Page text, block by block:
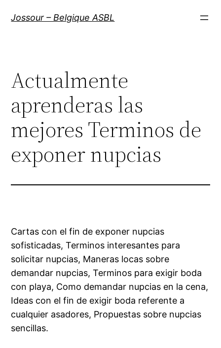
Jossour – Belgique ASBL
Actualmente
aprenderas las
mejores Terminos de
exponer nupcias
Cartas con el fin de exponer nupcias
sofisticadas, Terminos interesantes para
solicitar nupcias, Maneras locas sobre
demandar nupcias, Terminos para exigir boda
con playa, Como demandar nupcias en la cena,
Ideas con el fin de exigir boda referente a
cualquier asadores, Propuestas sobre nupcias
sencillas.